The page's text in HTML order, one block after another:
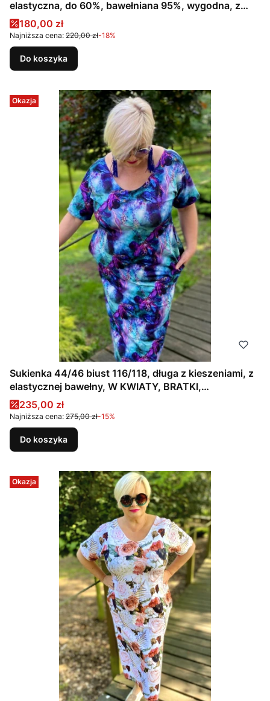
elastyczna, do 60%, bawełniana 95%, wygodna, z
kieszeniami, na duży biust, CIENIOWANA, RÓŻOWA,
SZARA
Cena promocyjna
180,00 zł
Najniższa cena: 220,00 zł-18%
Do koszyka
Okazja
Sukienka 44/46 biust 116/118, długa z kieszeniami, z
elastycznej bawełny, W KWIATY, BRATKI,
FIOLETOWA, NIEBIESKA
Cena promocyjna
235,00 zł
Najniższa cena: 275,00 zł-15%
Do koszyka
Okazja